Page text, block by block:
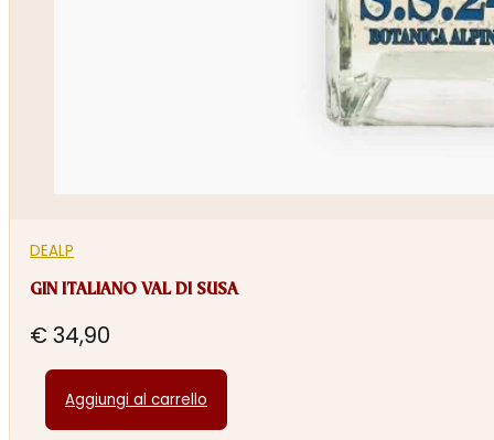
DEALP
GIN ITALIANO VAL DI SUSA
€34,90
Aggiungi al carrello